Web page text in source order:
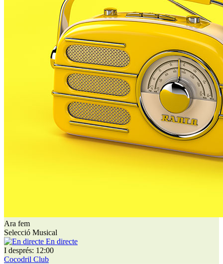
Ara fem
Selecció Musical
En directe
I després: 12:00
Cocodril Club